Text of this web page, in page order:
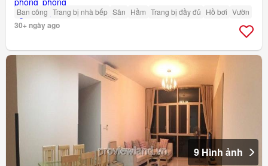
Ban công Trang bị nhà bếp Sân Hầm Trang bị đầy đủ Hồ bơi Vườn
30+ ngày ago
9 Hình ảnh